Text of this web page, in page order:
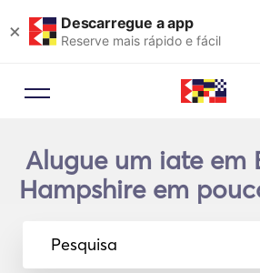
× Descarregue a app
Reserve mais rápido e fácil
Alugue um iate em
Hampshire em
Pesquisa